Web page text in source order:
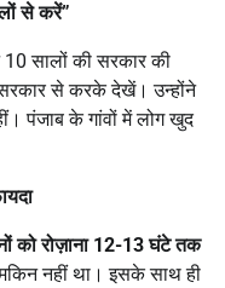
से करें”
10 सालों की सरकार की
सरकार से करके देखें। उन्होंने
पंजाब के गांवों में लोग खुद
को रोज़ाना 12-13घंटे तक
नहीं था। इसके साथ ही